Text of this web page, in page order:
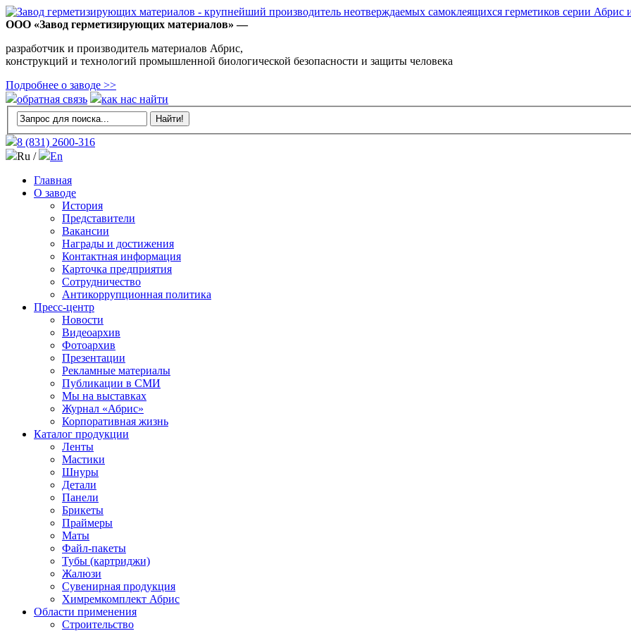
ООО «Завод герметизирующих материалов» —
разработчик и производитель материалов Абрис,
конструкций и технологий промышленной биологической безопасности и защиты человека
Подробнее о заводе >>
обратная связь
как нас найти
8 (831) 2600-316
Ru /
En
Главная
О заводе
История
Представители
Вакансии
Награды и достижения
Контактная информация
Карточка предприятия
Сотрудничество
Антикоррупционная политика
Пресс-центр
Новости
Видеоархив
Фотоархив
Презентации
Рекламные материалы
Публикации в СМИ
Мы на выставках
Журнал «Абрис»
Корпоративная жизнь
Каталог продукции
Ленты
Мастики
Шнуры
Детали
Панели
Брикеты
Праймеры
Маты
Файл-пакеты
Тубы (картриджи)
Жалюзи
Сувенирная продукция
Химремкомплект Абрис
Области применения
Строительство